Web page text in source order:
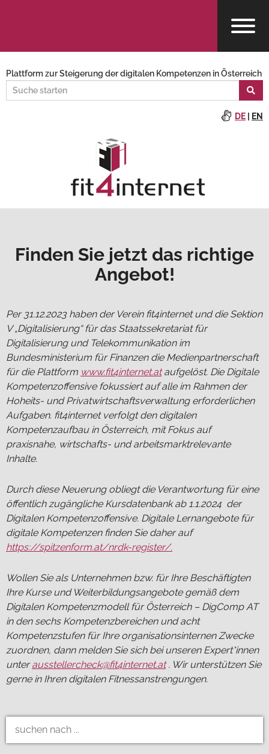
Plattform zur Steigerung der digitalen Kompetenzen in Österreich
DE EN
Finden Sie jetzt das richtige
Angebot!
Per 31.12.2023 haben der Verein fit4internet und die Sektion
V „Digitalisierung“ für das Staatssekretariat für
Digitalisierung und Telekommunikation im
Bundesministerium für Finanzen die Medienpartnerschaft
für die Plattform www.fit4internet.ataufgelöst. Die Digitale
Kompetenzoffensive fokussiert auf alle im Rahmen der
Hoheits- und Privatwirtschaftsverwaltung erforderlichen
Aufgaben. fit4internet verfolgt den digitalen
Kompetenzaufbau in Österreich, mit Fokus auf
praxisnahe, wirtschafts- und arbeitsmarktrelevante
Inhalte.
Durch diese Neuerung obliegt die Verantwortung für eine
öffentlich zugängliche Kursdatenbank ab 1.1.2024 der
Digitalen Kompetenzoffensive. Digitale Lernangebote für
digitale Kompetenzen finden Sie daher auf
https://spitzenform.at/nrdk-register/.
Wollen Sie als Unternehmen bzw. für Ihre Beschäftigten
Ihre Kurse und Weiterbildungsangebote gemäß dem
Digitalen Kompetenzmodell für Österreich – DigComp AT
in den sechs Kompetenzbereichen und acht
Kompetenzstufen für Ihre organisationsinternen Zwecke
zuordnen, dann melden Sie sich bei unseren Expert*innen
unterausstellercheck@fit4internet.at. Wir unterstützen Sie
gerne in Ihren digitalen Fitnessanstrengungen.